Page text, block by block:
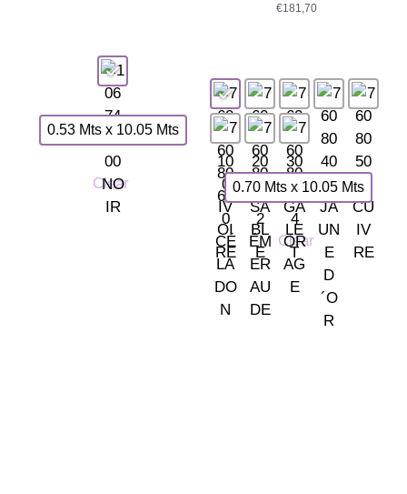
0.53 Mts x 10.05 Mts
Clear
€181,70
0.70 Mts x 10.05 Mts
Clear